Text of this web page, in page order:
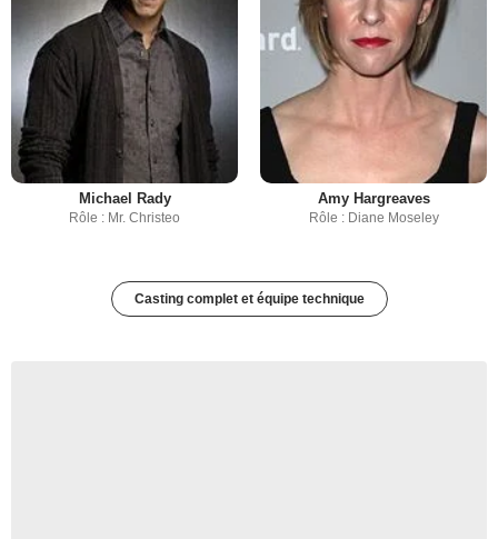
Michael Rady
Rôle : Mr. Christeo
Amy Hargreaves
Rôle : Diane Moseley
Casting complet et équipe technique